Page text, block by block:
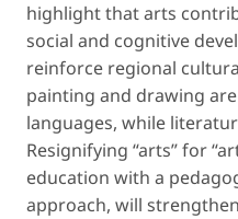
highlight that arts
social and cognitive
reinforce regional
painting and drawing
languages, while
Resignifying “arts” for
education with a
approach, will